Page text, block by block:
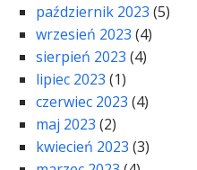
październik 2023 (5)
wrzesień 2023 (4)
sierpień 2023 (4)
lipiec 2023 (1)
czerwiec 2023 (4)
maj 2023 (2)
kwiecień 2023 (3)